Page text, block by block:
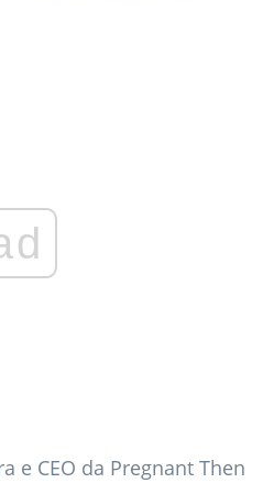
e CEO da Pregnant Then